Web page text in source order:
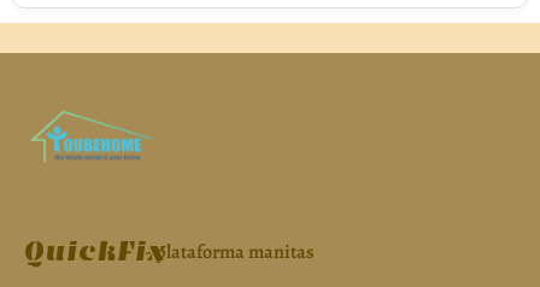
QuickFix- plataforma manitas